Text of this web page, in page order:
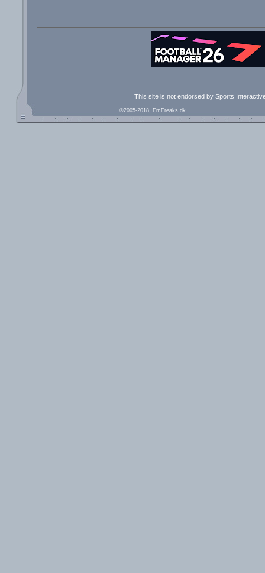
This site is not endorsed by Sports
©2005-2018, FmFreaks.dk